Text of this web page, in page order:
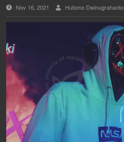
Nov 16, 2021 Hutomo Dwinugrahanto